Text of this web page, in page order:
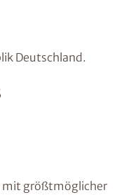
Deutschland.
mit größtmöglicher